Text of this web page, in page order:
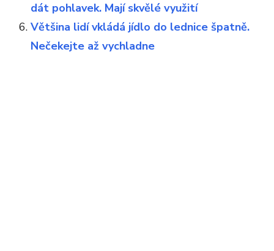
dát pohlavek. Mají skvělé využití
Většina lidí vkládá jídlo do lednice špatně.
Nečekejte až vychladne